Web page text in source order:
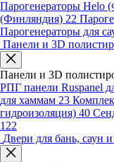
Парогенераторы Helo
(Финляндия) 22
Парогенераторы для
Панели и 3D
Панели и 3D
РПГ панели Ruspanel
для хаммам 23
гидроизоляция) 40
122
Двери для бань, саун